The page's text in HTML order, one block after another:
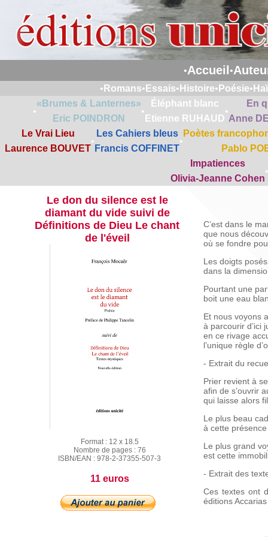
•Accueil •
• Romans• Essais• Histoire• Poésie•
•
«Brumes & Lanternes»
Eric POINDRON
•
Éléphant blanc
Etienne RUHAUD
•
En
Anne
Le Vrai Lieu
Laurence BOUVET
•
Les Cahiers bleus
Francis COFFINET
•
Poètes
Pablo
Impatiences
Olivia-Jeanne Cohen
•
Le don du silence est le
diamant du vide suivi de
Définitions de Dieu Le chant
de l'éveil
Format : 12 x 18.5
Nombre de pages : 76
ISBN/EAN : 978-2-37355-507-3
11 euros
C’est dans le
que nous
où se fondre
Les doigts
dans la
Pourtant une
boit une eau
Et nous voyons
à parcourir d’ici
en ce rivage
l’unique règle
- Extrait du
Prier revient à
afin de s’ouvrir
qui laisse alors
Le plus beau
à cette
Le plus grand
est cette
- Extrait des
Ces textes ont
éditions